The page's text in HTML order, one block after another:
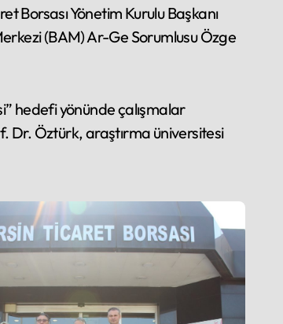
Borsası Yönetim Kurulu Başkanı
(BAM) Ar-Ge Sorumlusu Özge
hedefi yönünde çalışmalar
Dr. Öztürk, araştırma üniversitesi